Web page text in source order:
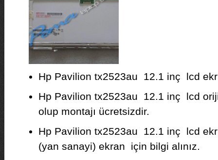
Hp Pavilion tx2523au 12.1 inç lcd
Hp Pavilion tx2523au 12.1 inç lcd
olup montajı ücretsizdir.
Hp Pavilion tx2523au 12.1 inç lcd
(yan sanayi) ekran için bilgi alınız.